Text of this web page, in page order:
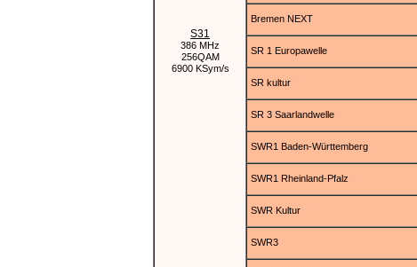
S31
386 MHz
256QAM
6900 KSym/s
Bremen NEXT
SR 1 Europawelle
SR kultur
SR 3 Saarlandwelle
SWR1 Baden-Württemberg
SWR1 Rheinland-Pfalz
SWR Kultur
SWR3